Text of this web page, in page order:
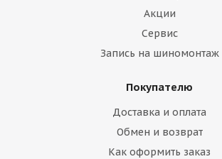
Акции
Сервис
Запись на шиномонтаж
Покупателю
Доставка и оплата
Обмен и возврат
Как оформить заказ